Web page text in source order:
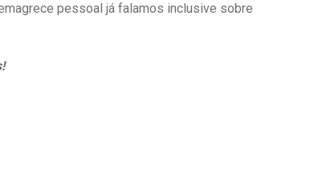
pessoal já falamos inclusive sobre